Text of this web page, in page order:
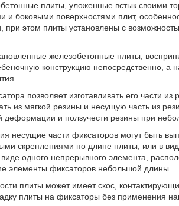
плиты, уложенные встык своими
боковыми поверхностями плит,
этом плиты установлены с
железобетонные плиты,
конструкцию непосредственно, а
позволяет изготавливать его части
из мягкой резины и несущую часть из
и ползучести резины при
несущие части фиксаторов могут быть
скреплениями по длине плиты, или в
одного непрерывного элемента,
элементы фиксаторов небольшой длины.
плиты может имеет скос,
плиты на фиксаторы без применения